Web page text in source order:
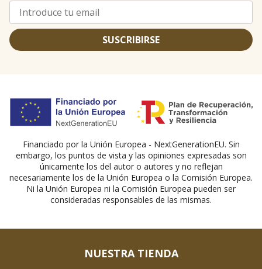
SUSCRIBIRSE
Financiado por la Unión Europea - NextGenerationEU. Sin
embargo, los puntos de vista y las opiniones expresadas son
únicamente los del autor o autores y no reflejan
necesariamente los de la Unión Europea o la Comisión Europea.
Ni la Unión Europea ni la Comisión Europea pueden ser
consideradas responsables de las mismas.
NUESTRA TIENDA